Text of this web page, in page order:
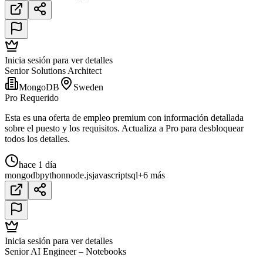
Inicia sesión para ver detalles
Senior Solutions Architect
MongoDB
Sweden
Pro Requerido
Esta es una oferta de empleo premium con información detallada
sobre el puesto y los requisitos. Actualiza a Pro para desbloquear
todos los detalles.
hace 1 día
mongodbpythonnode.jsjavascriptsql+6 más
Inicia sesión para ver detalles
Senior AI Engineer – Notebooks